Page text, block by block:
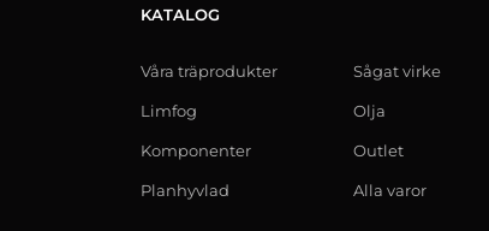
KATALOG
Våra träprodukter
Limfog
Komponenter
Planhyvlad
Sågat virke
Olja
Outlet
Alla varor